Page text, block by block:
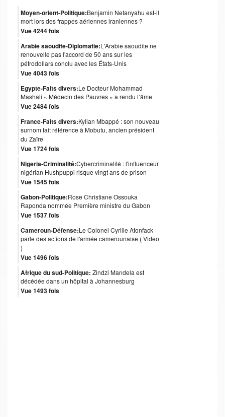
Moyen-orient-Politique:Benjamin Netanyahu est-il
mort lors des frappes aériennes iraniennes ?
Vue 4244 fois
Arabie saoudite-Diplomatie:L'Arabie saoudite ne
renouvelle pas l'accord de 50 ans sur les
pétrodollars conclu avec les États-Unis
Vue 4043 fois
Egypte-Faits divers:Le Docteur Mohammad
Mashali « Médecin des Pauvres » a rendu l’âme
Vue 2484 fois
France-Faits divers:Kylian Mbappé : son nouveau
surnom fait référence à Mobutu, ancien président
du Zaïre
Vue 1724 fois
Nigeria-Criminalité:Cybercriminalité : l'influenceur
nigérian Hushpuppi risque vingt ans de prison
Vue 1545 fois
Gabon-Politique:Rose Christiane Ossouka
Raponda nommée Première ministre du Gabon
Vue 1537 fois
Cameroun-Défense:Le Colonel Cyrille Atonfack
parle des actions de l'armée camerounaise ( Video
)
Vue 1496 fois
Afrique du sud-Politique: Zindzi Mandela est
décédée dans un hôpital à Johannesburg
Vue 1493 fois